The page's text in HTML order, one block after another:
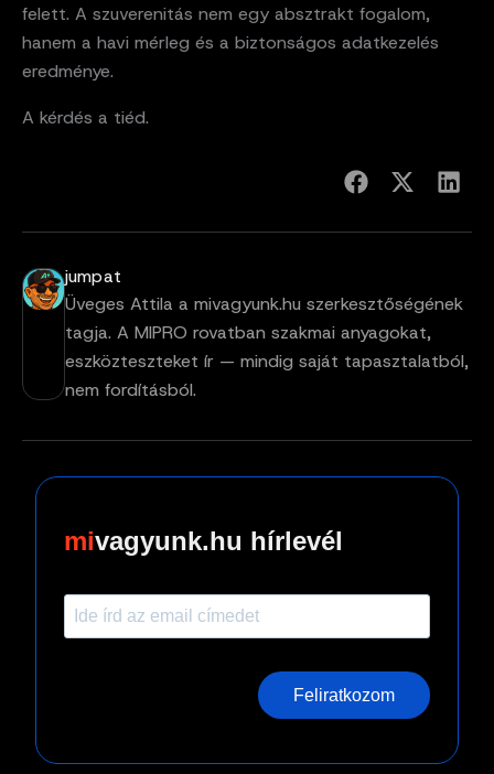
felett. A szuverenitás nem egy absztrakt fogalom,
hanem a havi mérleg és a biztonságos adatkezelés
eredménye.
A kérdés a tiéd.
jumpat
Üveges Attila a mivagyunk.hu szerkesztőségének
tagja. A MIPRO rovatban szakmai anyagokat,
eszközteszteket ír — mindig saját tapasztalatból,
nem fordításból.
vagyunk.hu hírlevél
Feliratkozom